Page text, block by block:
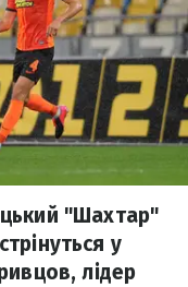
"Шахтар"
у
лідер